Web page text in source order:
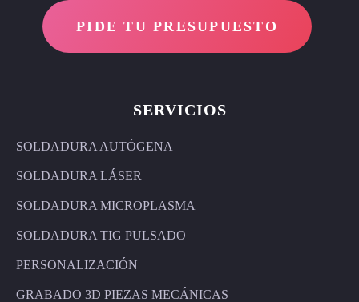
PIDE TU PRESUPUESTO
SERVICIOS
SOLDADURA AUTÓGENA
SOLDADURA LÁSER
SOLDADURA MICROPLASMA
SOLDADURA TIG PULSADO
PERSONALIZACIÓN
GRABADO 3D PIEZAS MECÁNICAS